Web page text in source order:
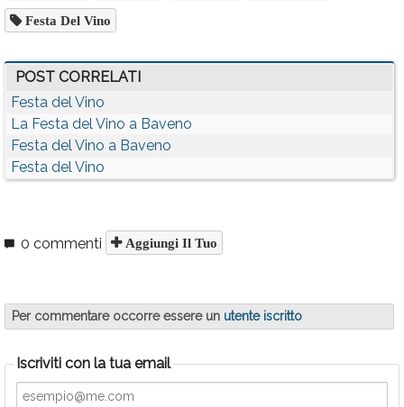
Festa Del Vino
POST CORRELATI
Festa del Vino
La Festa del Vino a Baveno
Festa del Vino a Baveno
Festa del Vino
0 commenti Aggiungi Il Tuo
Per commentare occorre essere un utente iscritto
Iscriviti con la tua email